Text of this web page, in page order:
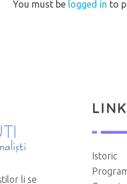
You must be logged in to
li se
Istoric